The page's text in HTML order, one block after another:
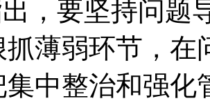
，要坚持问题
薄弱环节，在
集中整治和强